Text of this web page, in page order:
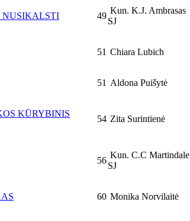
NUSIKALSTI 49
Kun. K.J. Ambrasas
SJ
51 Chiara Lubich
51 Aldona Puišytė
KŪRYBINIS
54 Zita Surintienė
56
Kun. C.C Martindale
SJ
60 Monika Norvilaitė